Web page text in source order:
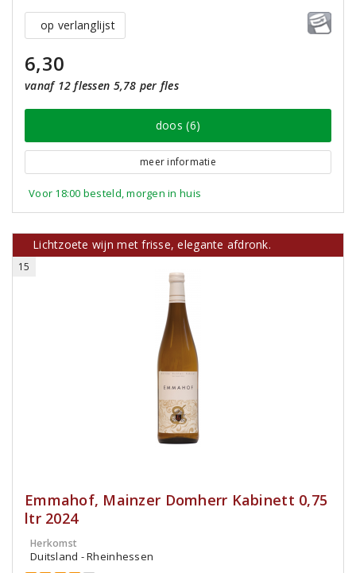
op verlanglijst
6,30
vanaf 12 flessen 5,78 per fles
doos (6)
meer informatie
Voor 18:00 besteld, morgen in huis
Lichtzoete wijn met frisse, elegante afdronk.
15
Emmahof, Mainzer Domherr Kabinett 0,75
ltr 2024
Herkomst
Duitsland - Rheinhessen